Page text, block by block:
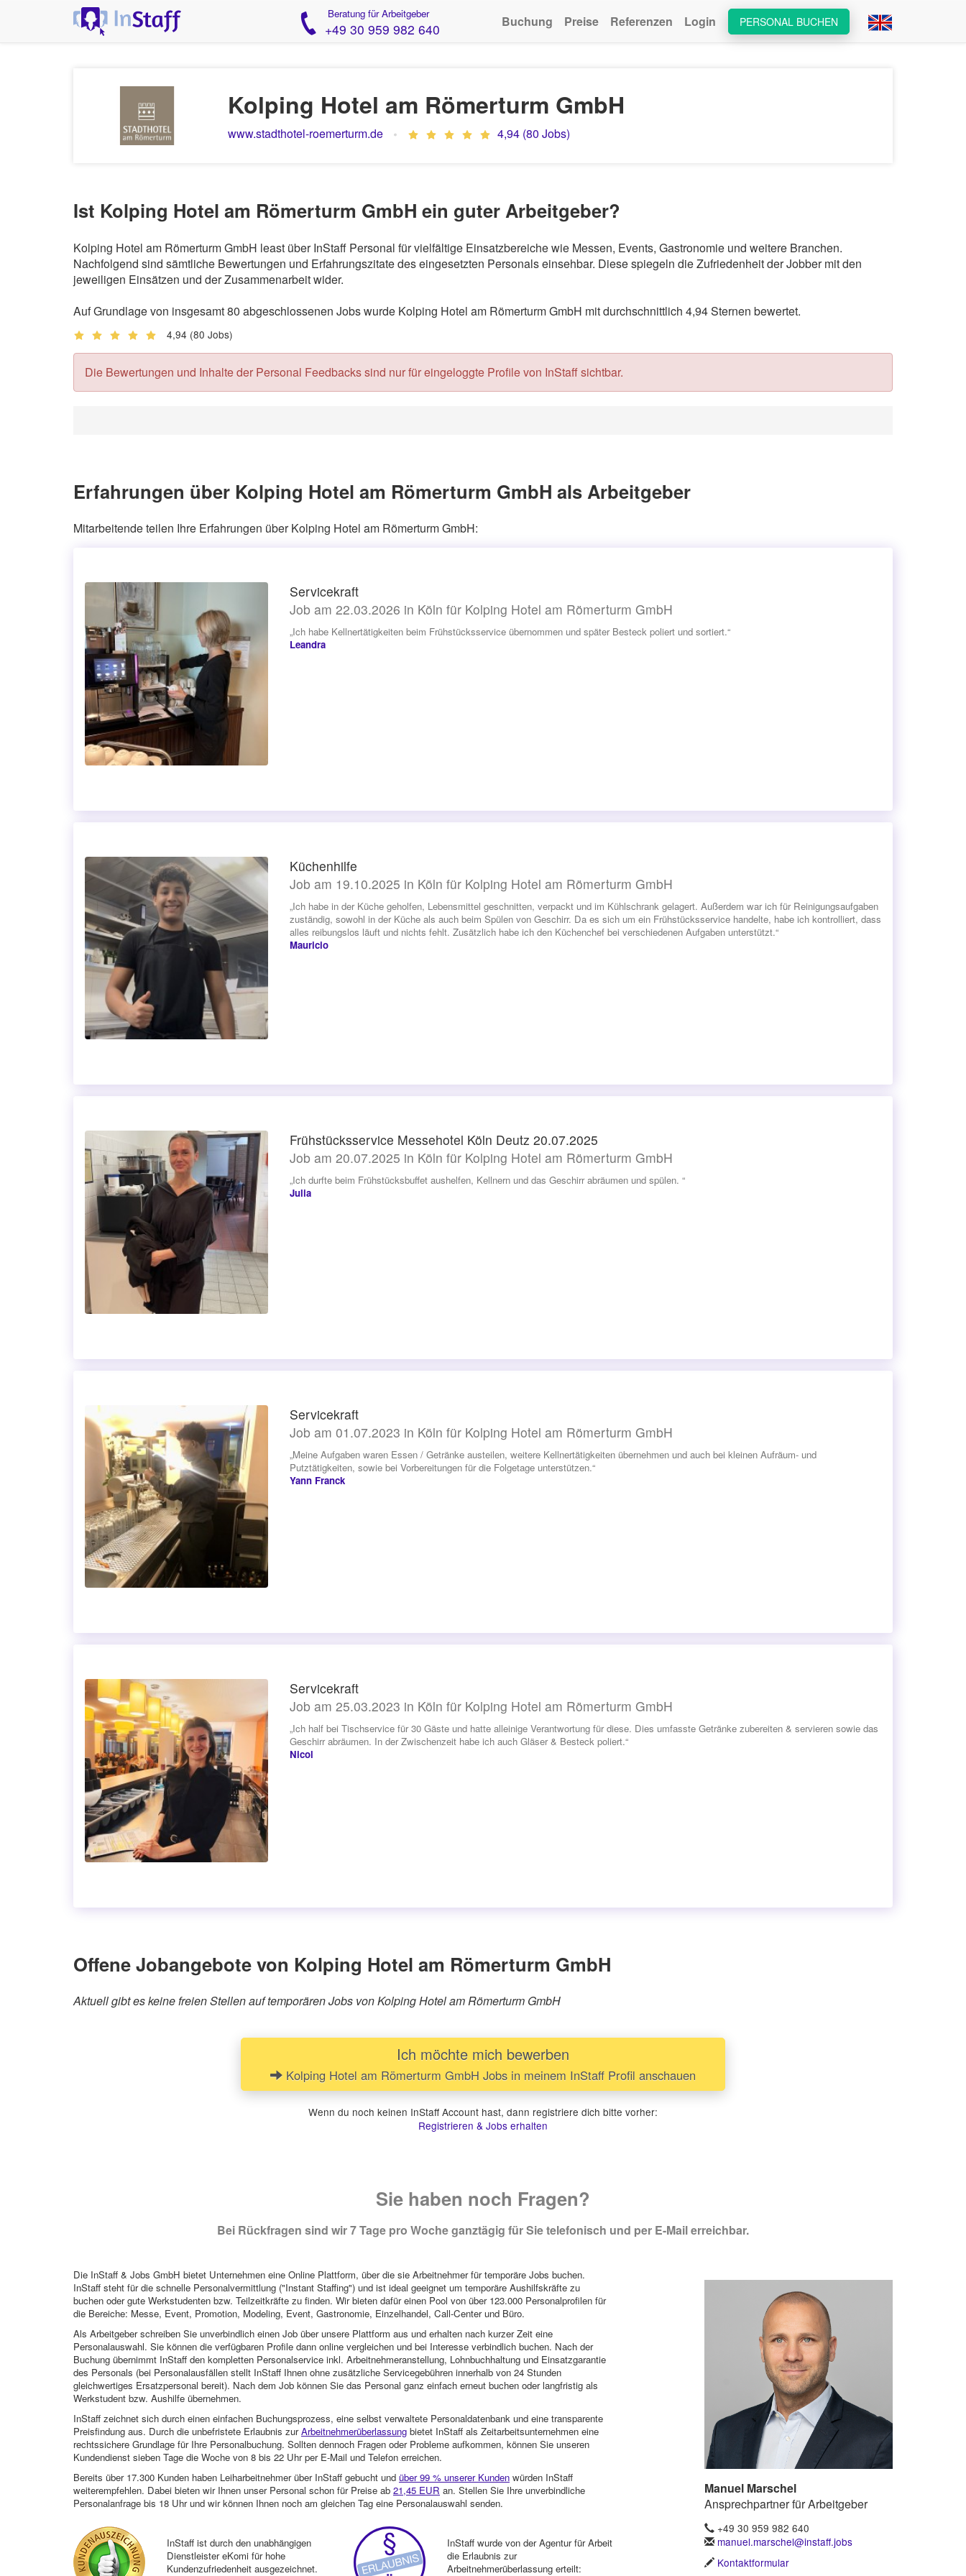
Beratung für Arbeitgeber
+49 30 959 982 640 PERSONAL BUCHEN
Buchung Preise Referenzen Login
Kolping Hotel am Römerturm GmbH
www.stadthotel-roemerturm.de 4,94 (80 Jobs)
Ist Kolping Hotel am Römerturm GmbH ein guter Arbeitgeber?
Kolping Hotel am Römerturm GmbH least über InStaff Personal für vielfältige Einsatzbereiche wie Messen, Events, Gastronomie und weitere Branchen.
Nachfolgend sind sämtliche Bewertungen und Erfahrungszitate des eingesetzten Personals einsehbar. Diese spiegeln die Zufriedenheit der Jobber mit den
jeweiligen Einsätzen und der Zusammenarbeit wider.
Auf Grundlage von insgesamt 80 abgeschlossenen Jobs wurde Kolping Hotel am Römerturm GmbH mit durchschnittlich 4,94 Sternen bewertet.
4,94 (80 Jobs)
Die Bewertungen und Inhalte der Personal Feedbacks sind nur für eingeloggte Profile von InStaff sichtbar.
Erfahrungen über Kolping Hotel am Römerturm GmbH als Arbeitgeber
Mitarbeitende teilen Ihre Erfahrungen über Kolping Hotel am Römerturm GmbH:
Servicekraft
Job am 22.03.2026 in Köln für Kolping Hotel am Römerturm GmbH
„Ich habe Kellnertätigkeiten beim Frühstücksservice übernommen und später Besteck poliert und sortiert.“
Leandra
Küchenhilfe
Job am 19.10.2025 in Köln für Kolping Hotel am Römerturm GmbH
„Ich habe in der Küche geholfen, Lebensmittel geschnitten, verpackt und im Kühlschrank gelagert. Außerdem war ich für Reinigungsaufgaben
zuständig, sowohl in der Küche als auch beim Spülen von Geschirr. Da es sich um ein Frühstücksservice handelte, habe ich kontrolliert, dass
alles reibungslos läuft und nichts fehlt. Zusätzlich habe ich den Küchenchef bei verschiedenen Aufgaben unterstützt.“
Mauricio
Frühstücksservice Messehotel Köln Deutz 20.07.2025
Job am 20.07.2025 in Köln für Kolping Hotel am Römerturm GmbH
„Ich durfte beim Frühstücksbuffet aushelfen, Kellnern und das Geschirr abräumen und spülen. “
Julia
Servicekraft
Job am 01.07.2023 in Köln für Kolping Hotel am Römerturm GmbH
„Meine Aufgaben waren Essen / Getränke austeilen, weitere Kellnertätigkeiten übernehmen und auch bei kleinen Aufräum- und
Putztätigkeiten, sowie bei Vorbereitungen für die Folgetage unterstützen.“
Yann Franck
Servicekraft
Job am 25.03.2023 in Köln für Kolping Hotel am Römerturm GmbH
„Ich half bei Tischservice für 30 Gäste und hatte alleinige Verantwortung für diese. Dies umfasste Getränke zubereiten & servieren sowie das
Geschirr abräumen. In der Zwischenzeit habe ich auch Gläser & Besteck poliert.“
Nicol
Offene Jobangebote von Kolping Hotel am Römerturm GmbH
Aktuell gibt es keine freien Stellen auf temporären Jobs von Kolping Hotel am Römerturm GmbH
Ich möchte mich bewerben
Kolping Hotel am Römerturm GmbH Jobs in meinem InStaff Profil anschauen
Wenn du noch keinen InStaff Account hast, dann registriere dich bitte vorher:
Registrieren & Jobs erhalten
Sie haben noch Fragen?
Bei Rückfragen sind wir 7 Tage pro Woche ganztägig für Sie telefonisch und per E-Mail erreichbar.
Die InStaff & Jobs GmbH bietet Unternehmen eine Online Plattform, über die sie Arbeitnehmer für temporäre Jobs buchen.
InStaff steht für die schnelle Personalvermittlung ("Instant Staffing") und ist ideal geeignet um temporäre Aushilfskräfte zu
buchen oder gute Werkstudenten bzw. Teilzeitkräfte zu finden. Wir bieten dafür einen Pool von über 123.000 Personalprofilen für
die Bereiche: Messe, Event, Promotion, Modeling, Event, Gastronomie, Einzelhandel, Call-Center und Büro.
Als Arbeitgeber schreiben Sie unverbindlich einen Job über unsere Plattform aus und erhalten nach kurzer Zeit eine
Personalauswahl. Sie können die verfügbaren Profile dann online vergleichen und bei Interesse verbindlich buchen. Nach der
Buchung übernimmt InStaff den kompletten Personalservice inkl. Arbeitnehmeranstellung, Lohnbuchhaltung und Einsatzgarantie
des Personals (bei Personalausfällen stellt InStaff Ihnen ohne zusätzliche Servicegebühren innerhalb von 24 Stunden
gleichwertiges Ersatzpersonal bereit). Nach dem Job können Sie das Personal ganz einfach erneut buchen oder langfristig als
Werkstudent bzw. Aushilfe übernehmen.
InStaff zeichnet sich durch einen einfachen Buchungsprozess, eine selbst verwaltete Personaldatenbank und eine transparente
Preisfindung aus. Durch die unbefristete Erlaubnis zurArbeitnehmerüberlassung bietet InStaff als Zeitarbeitsunternehmen eine
rechtssichere Grundlage für Ihre Personalbuchung. Sollten dennoch Fragen oder Probleme aufkommen, können Sie unseren
Kundendienst sieben Tage die Woche von 8 bis 22 Uhr per E-Mail und Telefon erreichen.
Bereits über 17.300 Kunden haben Leiharbeitnehmer über InStaff gebucht und über 99 % unserer Kunden würden InStaff
weiterempfehlen. Dabei bieten wir Ihnen unser Personal schon für Preise ab 21,45 EUR an. Stellen Sie Ihre unverbindliche
Personalanfrage bis 18 Uhr und wir können Ihnen noch am gleichen Tag eine Personalauswahl senden.
InStaff ist durch den unabhängigen
Dienstleister eKomi für hohe
Kundenzufriedenheit ausgezeichnet.
InStaff wurde von der Agentur für Arbeit
die Erlaubnis zur
Arbeitnehmerüberlassung erteilt:
Manuel Marschel
Ansprechpartner für Arbeitgeber
+49 30 959 982 640
manuel.marschel@instaff.jobs
Kontaktformular